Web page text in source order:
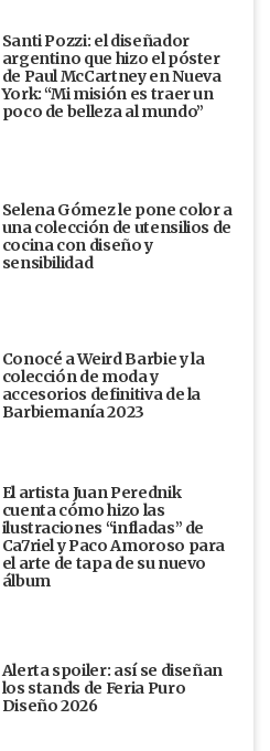
Santi Pozzi: el diseñador
argentino que hizo el póster
de Paul McCartney en Nueva
York: “Mi misión es traer un
poco de belleza al mundo”
Selena Gómez le pone color a
una colección de utensilios de
cocina con diseño y
sensibilidad
Conocé a Weird Barbie y la
colección de moda y
accesorios definitiva de la
Barbiemanía 2023
El artista Juan Perednik
cuenta cómo hizo las
ilustraciones “infladas” de
Ca7riel y Paco Amoroso para
el arte de tapa de su nuevo
álbum
Alerta spoiler: así se diseñan
los stands de Feria Puro
Diseño 2026